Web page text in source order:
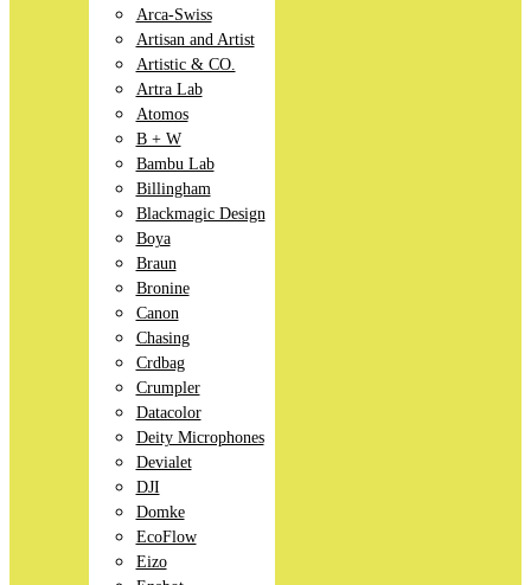
Arca-Swiss
Artisan and Artist
Artistic & CO.
Artra Lab
Atomos
B + W
Bambu Lab
Billingham
Blackmagic Design
Boya
Braun
Bronine
Canon
Chasing
Crdbag
Crumpler
Datacolor
Deity Microphones
Devialet
DJI
Domke
EcoFlow
Eizo